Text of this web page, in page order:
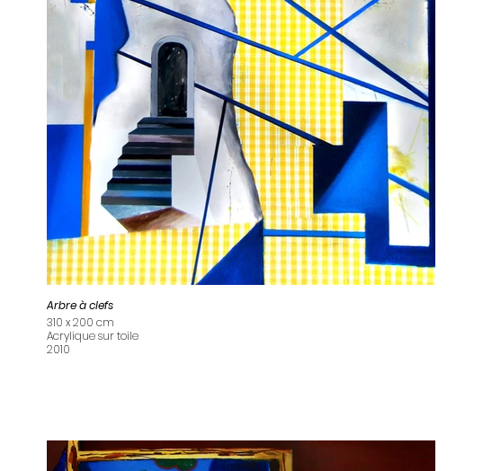
Arbre à clefs
310 x 200 cm
Acrylique sur toile
2010